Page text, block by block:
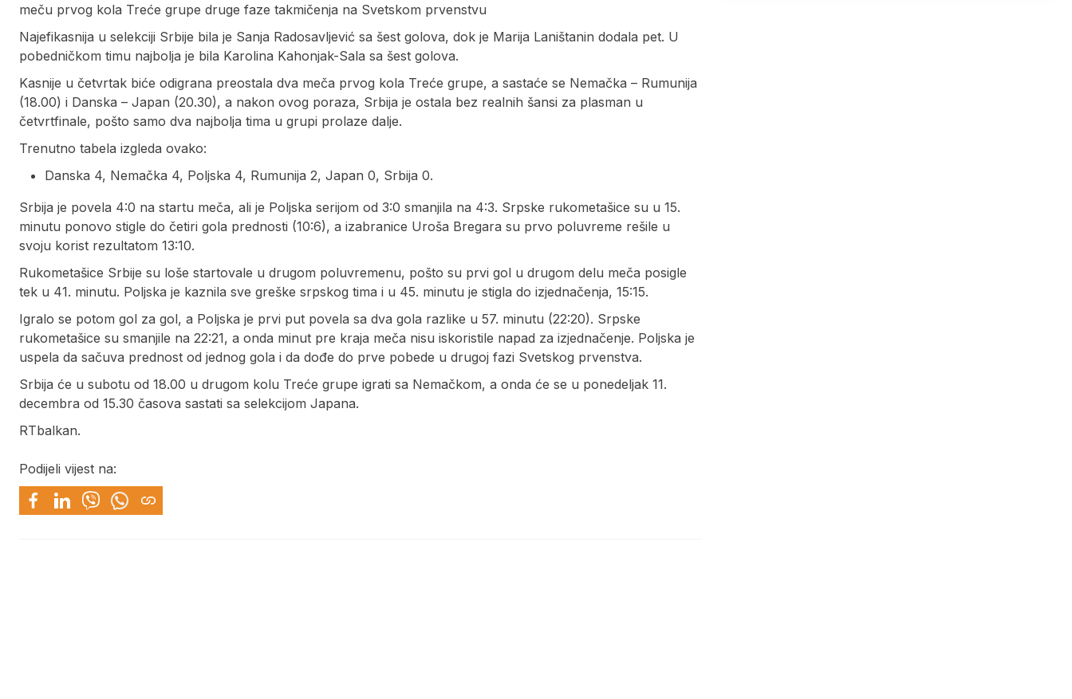
meču prvog kola Treće grupe druge faze takmičenja na Svetskom prvenstvu
Najefikasnija u selekciji Srbije bila je Sanja Radosavljević sa šest golova, dok je Marija Laništanin dodala pet. U
pobedničkom timu najbolja je bila Karolina Kahonjak-Sala sa šest golova.
Kasnije u četvrtak biće odigrana preostala dva meča prvog kola Treće grupe, a sastaće se Nemačka – Rumunija
(18.00) i Danska – Japan (20.30), a nakon ovog poraza, Srbija je ostala bez realnih šansi za plasman u
četvrtfinale, pošto samo dva najbolja tima u grupi prolaze dalje.
Trenutno tabela izgleda ovako:
Danska 4, Nemačka 4, Poljska 4, Rumunija 2, Japan 0, Srbija 0.
Srbija je povela 4:0 na startu meča, ali je Poljska serijom od 3:0 smanjila na 4:3. Srpske rukometašice su u 15.
minutu ponovo stigle do četiri gola prednosti (10:6), a izabranice Uroša Bregara su prvo poluvreme rešile u
svoju korist rezultatom 13:10.
Rukometašice Srbije su loše startovale u drugom poluvremenu, pošto su prvi gol u drugom delu meča posigle
tek u 41. minutu. Poljska je kaznila sve greške srpskog tima i u 45. minutu je stigla do izjednačenja, 15:15.
Igralo se potom gol za gol, a Poljska je prvi put povela sa dva gola razlike u 57. minutu (22:20). Srpske
rukometašice su smanjile na 22:21, a onda minut pre kraja meča nisu iskoristile napad za izjednačenje. Poljska je
uspela da sačuva prednost od jednog gola i da dođe do prve pobede u drugoj fazi Svetskog prvenstva.
Srbija će u subotu od 18.00 u drugom kolu Treće grupe igrati sa Nemačkom, a onda će se u ponedeljak 11.
decembra od 15.30 časova sastati sa selekcijom Japana.
RTbalkan.
Podijeli vijest na: